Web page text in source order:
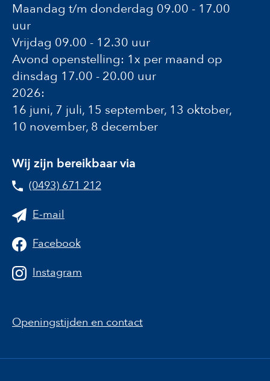
Maandag t/m donderdag 09.00 - 17.00
uur
Vrijdag 09.00 - 12.30 uur
Avond openstelling: 1x per maand op
dinsdag 17.00 - 20.00 uur
2026:
16 juni, 7 juli, 15 september, 13 oktober,
10 november, 8 december
Wij zijn bereikbaar via
(0493) 671 212
E-mail
Facebook
Instagram
Openingstijden en contact